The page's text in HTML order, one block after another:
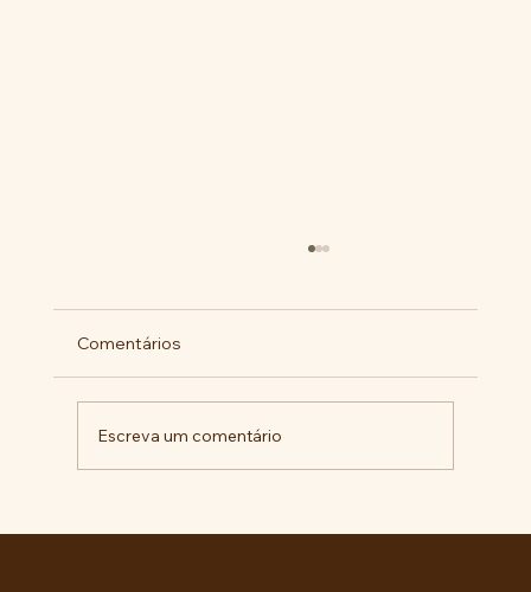
Comentários
Escreva um comentário